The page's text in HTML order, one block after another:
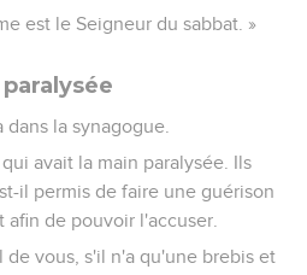
est le Seigneur du sabbat. »
la synagogue.
avait la main paralysée. Ils
il permis de faire une guérison
afin de pouvoir l'accuser.
de vous, s'il n'a qu'une brebis et